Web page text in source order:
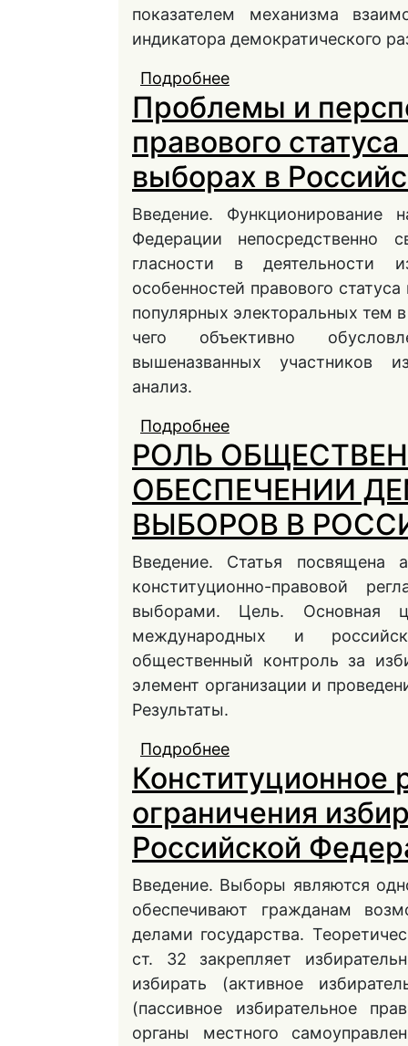
показателем механизма
индикатора демократического
Подробнее
выборах в России
Проблемы и
правового
выборах в
Введение. Функционирование
Федерации непосредственно
гласности в деятельности
особенностей правового
популярных электоральных тем
чего объективно
вышеназванных участников
анализ.
Подробнее
наблюдателей на
РОЛЬ
ОБЕСПЕЧЕНИИ
ВЫБОРОВ В
Введение. Статья посвящена
конституционно-правовой
выборами. Цель. Основная
международных и
общественный контроль за
элемент организации и
Результаты.
Подробнее
Конституционное
ограничения
Российской
Введение. Выборы являются
обеспечивают гражданам
делами государства.
ст. 32 закрепляет
избирать (активное
(пассивное избирательное
органы местного